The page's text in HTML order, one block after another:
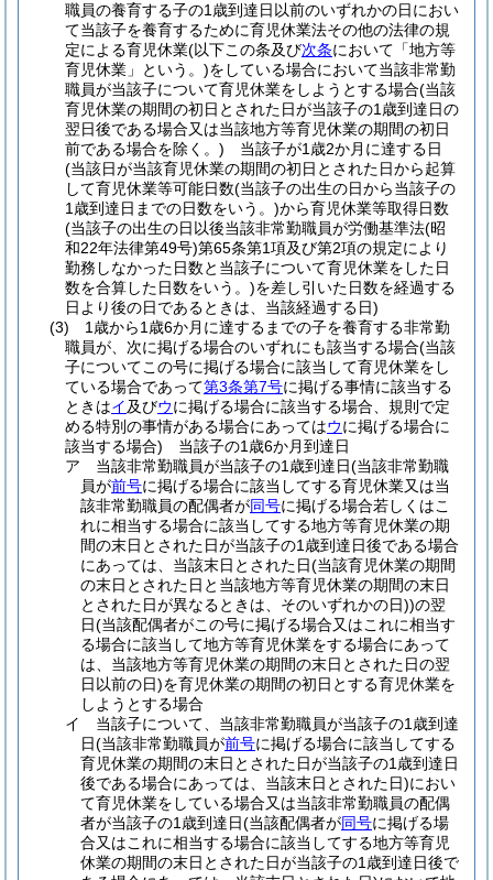
職員の養育する子の1歳到達日以前のいずれかの日におい
て当該子を養育するために育児休業法その他の法律の規
定による育児休業(以下この条及び次条において「地方等
育児休業」という。)をしている場合において当該非常勤
職員が当該子について育児休業をしようとする場合(当該
育児休業の期間の初日とされた日が当該子の1歳到達日の
翌日後である場合又は当該地方等育児休業の期間の初日
前である場合を除く。) 当該子が1歳2か月に達する日
(当該日が当該育児休業の期間の初日とされた日から起算
して育児休業等可能日数(当該子の出生の日から当該子の
1歳到達日までの日数をいう。)から育児休業等取得日数
(当該子の出生の日以後当該非常勤職員が労働基準法(昭
和22年法律第49号)第65条第1項及び第2項の規定により
勤務しなかった日数と当該子について育児休業をした日
数を合算した日数をいう。)を差し引いた日数を経過する
日より後の日であるときは、当該経過する日)
(3)
1歳から1歳6か月に達するまでの子を養育する非常勤
職員が、次に掲げる場合のいずれにも該当する場合(当該
子についてこの号に掲げる場合に該当して育児休業をし
ている場合であって第3条第7号に掲げる事情に該当する
ときはイ及びウに掲げる場合に該当する場合、規則で定
める特別の事情がある場合にあってはウに掲げる場合に
該当する場合) 当該子の1歳6か月到達日
ア
当該非常勤職員が当該子の1歳到達日(当該非常勤職
員が前号に掲げる場合に該当してする育児休業又は当
該非常勤職員の配偶者が同号に掲げる場合若しくはこ
れに相当する場合に該当してする地方等育児休業の期
間の末日とされた日が当該子の1歳到達日後である場合
にあっては、当該末日とされた日(当該育児休業の期間
の末日とされた日と当該地方等育児休業の期間の末日
とされた日が異なるときは、そのいずれかの日))の翌
日(当該配偶者がこの号に掲げる場合又はこれに相当す
る場合に該当して地方等育児休業をする場合にあって
は、当該地方等育児休業の期間の末日とされた日の翌
日以前の日)を育児休業の期間の初日とする育児休業を
しようとする場合
イ
当該子について、当該非常勤職員が当該子の1歳到達
日(当該非常勤職員が前号に掲げる場合に該当してする
育児休業の期間の末日とされた日が当該子の1歳到達日
後である場合にあっては、当該末日とされた日)におい
て育児休業をしている場合又は当該非常勤職員の配偶
者が当該子の1歳到達日(当該配偶者が同号に掲げる場
合又はこれに相当する場合に該当してする地方等育児
休業の期間の末日とされた日が当該子の1歳到達日後で